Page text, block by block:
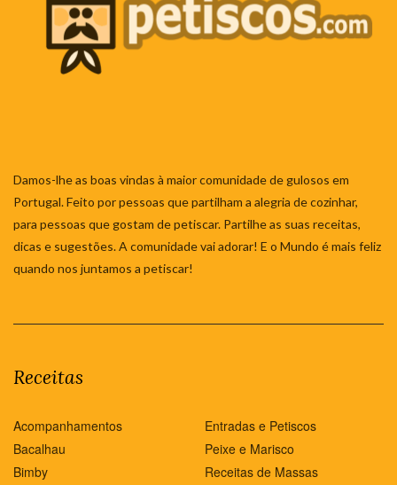
Damos-lhe as boas vindas à maior comunidade de gulosos em
Portugal. Feito por pessoas que partilham a alegria de cozinhar,
para pessoas que gostam de petiscar. Partilhe as suas receitas,
dicas e sugestões. A comunidade vai adorar! E o Mundo é mais feliz
quando nos juntamos a petiscar!
Receitas
Acompanhamentos
Bacalhau
Bimby
Entradas e Petiscos
Peixe e Marisco
Receitas de Massas